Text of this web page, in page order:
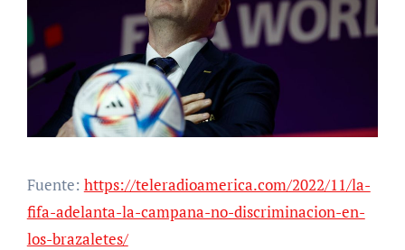
Fuente: https://teleradioamerica.com/2022/11/la-
fifa-adelanta-la-campana-no-discriminacion-en-
los-brazaletes/